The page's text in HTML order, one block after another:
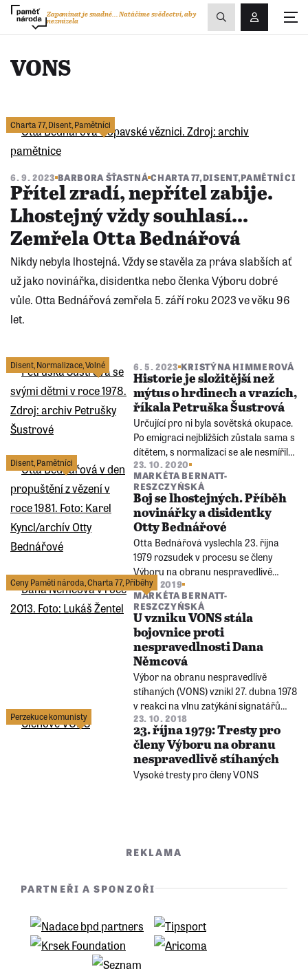
Přihlášení/
Zapomínat je snadné...Natáčíme svědectví, aby
nezmizela
Zobrazit
vyhledávání
VONS
Charta 77,Disent,Pamětníci
6. 9. 2023 BARBORA ŠŤASTNÁ CHARTA 77,DISENT,PAMĚTNÍCI
Přítel zradí, nepřítel zabije.
Lhostejný vždy souhlasí...
Zemřela Otta Bednářová
Nikdy nebyla lhostejná. Vždy se stavěla za práva slabších ať
už jako novinářka, disidentka nebo členka Výboru dobré
vůle. Otta Bednářová zemřela 5. září roku 2023 ve věku 96
let.
Disent,Normalizace,Volné 6. 5. 2023 KRISTÝNA HIMMEROVÁ
Historie je složitější než
mýtus o hrdinech a vrazích,
říkala Petruška Šustrová
Určující pro ni byla sovětská okupace.
Po emigraci nejbližších zůstala sama s
dítětem, s normalizací se ale nesmířila.
Dva roky kriminálu ji jen utvrdily v
přesvědčení, že stát, ve kterém žije, je
nelidský. Bývalá disidentka Petruška
Šustrová v sobotu zemřela.
Disent,Pamětníci
23. 10. 2020
MARKÉTA BERNATT-
RESZCZYŃSKÁ
Boj se lhostejných. Příběh
novinářky a disidentky
Otty Bednářové
Otta Bednářová vyslechla 23. října
1979 rozsudek v procesu se členy
Výboru na obranu nespravedlivě
stíhaných (VONS). Bylo jí 52 let a měla
vážné zdravotní problémy. Do vězení
na tři roky ji soud poslal za podvracení
republiky.
Ceny Paměti národa,Charta 77,Příběhy
26. 4. 2019
MARKÉTA BERNATT-
RESZCZYŃSKÁ
U vzniku VONS stála
bojovnice proti
nespravedlnosti Dana
Němcová
Výbor na obranu nespravedlivě
stíhaných (VONS) vznikl 27. dubna 1978
v reakci na vlnu zatýkání signatářů
Charty 77. Dana Němcová patřila mezi
nejaktivnější bojovnice za práva
nespravedlivě stíhaných.
Perzekuce komunisty 23. 10. 2018
23. října 1979: Tresty pro
členy Výboru na obranu
nespravedlivě stíhaných
Vysoké tresty pro členy VONS
REKLAMA
PARTNEŘI A SPONZOŘI